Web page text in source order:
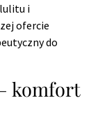
i
ofercie
do
komfort